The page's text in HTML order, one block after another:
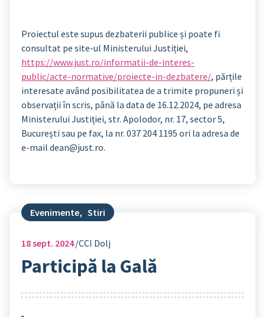
Proiectul este supus dezbaterii publice și poate fi
consultat pe site-ul Ministerului Justiției,
https://www.just.ro/informatii-de-interes-
public/acte-normative/proiecte-in-dezbatere/, părțile
interesate având posibilitatea de a trimite propuneri și
observații în scris, până la data de 16.12.2024, pe adresa
Ministerului Justiției, str. Apolodor, nr. 17, sector 5,
București sau pe fax, la nr. 037 204 1195 ori la adresa de
e-mail dean@just.ro.
Evenimente, Stiri
18sept. 2024 CCI Dolj
Participă la Gală